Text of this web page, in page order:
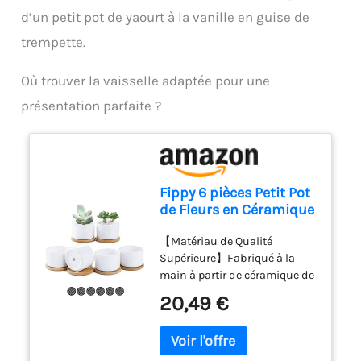
d’un petit pot de yaourt à la vanille en guise de
trempette.
Où trouver la vaisselle adaptée pour une
présentation parfaite ?
Fippy 6 pièces Petit Pot
de Fleurs en Céramique
Pot en Plantes
Céramique Parfait pour
le Décor de Balcon de
Bureau à Domicile,
8.1cm
【Matériau de Qualité
Supérieure】Fabriqué à la
main à partir de céramique de
été cuite à haute température.
Les pots succulents blancs
sont durables et résistants
20,49 €